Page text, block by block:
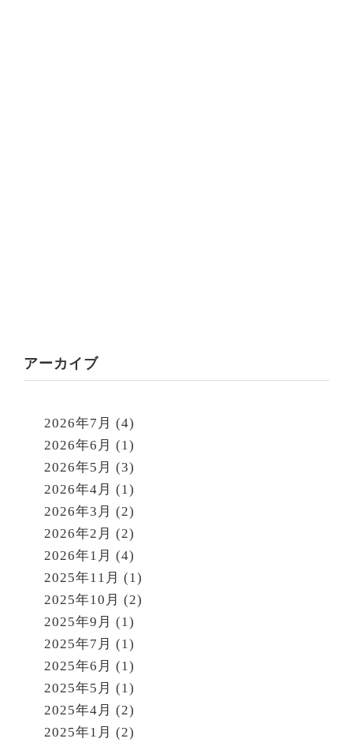
アーカイブ
2026年7月 (4)
2026年6月 (1)
2026年5月 (3)
2026年4月 (1)
2026年3月 (2)
2026年2月 (2)
2026年1月 (4)
2025年11月 (1)
2025年10月 (2)
2025年9月 (1)
2025年7月 (1)
2025年6月 (1)
2025年5月 (1)
2025年4月 (2)
2025年1月 (2)